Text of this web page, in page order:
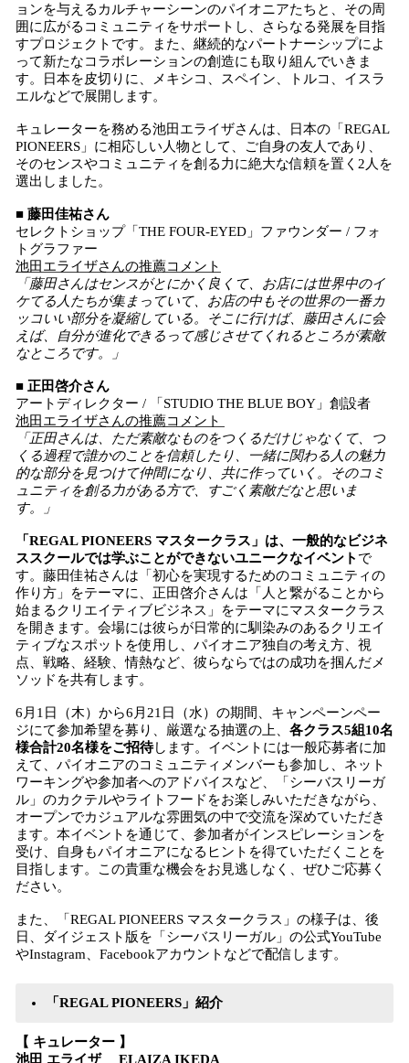
ョンを与えるカルチャーシーンのパイオニアたちと、その周
囲に広がるコミュニティをサポートし、さらなる発展を目指
すプロジェクトです。また、継続的なパートナーシップによ
って新たなコラボレーションの創造にも取り組んでいきま
す。日本を皮切りに、メキシコ、スペイン、トルコ、イスラ
エルなどで展開します。
キュレーターを務める池田エライザさんは、日本の「REGAL
PIONEERS」に相応しい人物として、ご自身の友人であり、
そのセンスやコミュニティを創る力に絶大な信頼を置く2人を
選出しました。
■ 藤田佳祐さん
セレクトショップ「THE FOUR-EYED」ファウンダー / フォ
トグラファー
池田エライザさんの推薦コメント
「藤田さんはセンスがとにかく良くて、お店には世界中のイ
ケてる人たちが集まっていて、お店の中もその世界の一番カ
ッコいい部分を凝縮している。そこに行けば、藤田さんに会
えば、自分が進化できるって感じさせてくれるところが素敵
なところです。」
■ 正田啓介さん
アートディレクター / 「STUDIO THE BLUE BOY」創設者
池田エライザさんの推薦コメント
「正田さんは、ただ素敵なものをつくるだけじゃなくて、つ
くる過程で誰かのことを信頼したり、一緒に関わる人の魅力
的な部分を見つけて仲間になり、共に作っていく。そのコミ
ュニティを創る力がある方で、すごく素敵だなと思いま
す。」
「REGAL PIONEERS マスタークラス」は、一般的なビジネ
ススクールでは学ぶことができないユニークなイベント で
す。藤田佳祐さんは「初心を実現するためのコミュニティの
作り方」をテーマに、正田啓介さんは「人と繋がることから
始まるクリエイティブビジネス」をテーマにマスタークラス
を開きます。会場には彼らが日常的に馴染みのあるクリエイ
ティブなスポットを使用し、パイオニア独自の考え方、視
点、戦略、経験、情熱など、彼らならではの成功を掴んだメ
ソッドを共有します。
6月1日（木）から6月21日（水）の期間、キャンペーンペー
ジにて参加希望を募り、厳選なる抽選の上、 各クラス5組10名
様合計20名様をご招待します。イベントには一般応募者に加
えて、パイオニアのコミュニティメンバーも参加し、ネット
ワーキングや参加者へのアドバイスなど、「シーバスリーガ
ル」のカクテルやライトフードをお楽しみいただきながら、
オープンでカジュアルな雰囲気の中で交流を深めていただき
ます。本イベントを通じて、参加者がインスピレーションを
受け、自身もパイオニアになるヒントを得ていただくことを
目指します。この貴重な機会をお見逃しなく、ぜひご応募く
ださい。
また、「REGAL PIONEERS マスタークラス」の様子は、後
日、ダイジェスト版を「シーバスリーガル」の公式YouTube
やInstagram、Facebookアカウントなどで配信します。
「REGAL PIONEERS」紹介
【 キュレーター 】
池田 エライザ ELAIZA IKEDA